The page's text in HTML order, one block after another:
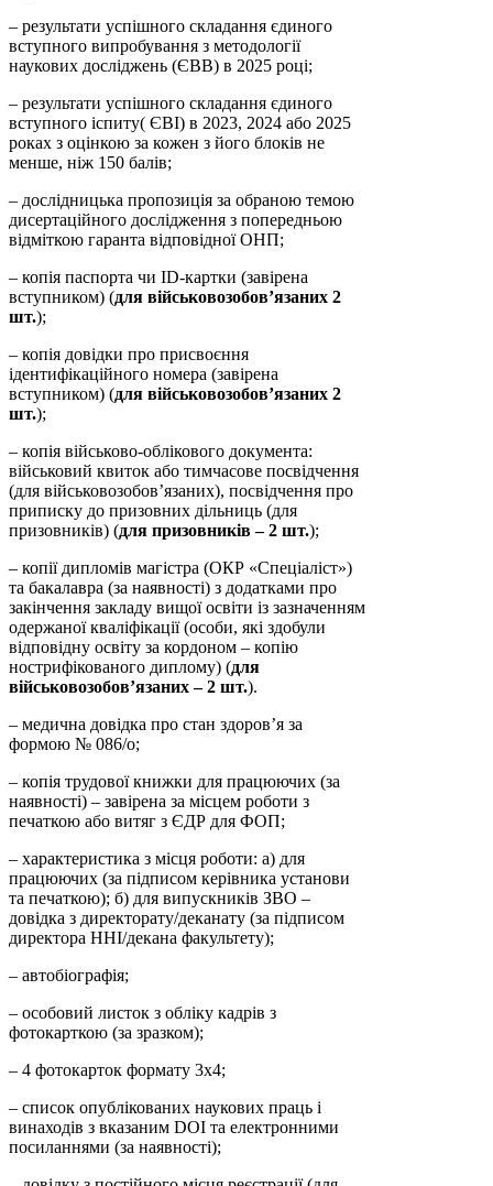
– результати успішного складання єдиного
вступного випробування з методології
наукових досліджень (ЄВВ) в 2025 році;
– результати успішного складання єдиного
вступного іспиту( ЄВІ) в 2023, 2024 або 2025
роках з оцінкою за кожен з його блоків не
менше, ніж 150 балів;
– дослідницька пропозиція за обраною темою
дисертаційного дослідження з попередньою
відміткою гаранта відповідної ОНП;
– копія паспорта чи ІD-картки (завірена
вступником) (для військовозобов’язаних 2
шт.);
– копія довідки про присвоєння
ідентифікаційного номера (завірена
вступником) (для військовозобов’язаних 2
шт.);
– копія військово-облікового документа:
військовий квиток або тимчасове посвідчення
(для військовозобов’язаних), посвідчення про
приписку до призовних дільниць (для
призовників) (для призовників – 2 шт.);
– копії дипломів магістра (ОКР «Спеціаліст»)
та бакалавра (за наявності) з додатками про
закінчення закладу вищої освіти із зазначенням
одержаної кваліфікації (особи, які здобули
відповідну освіту за кордоном – копію
нострифікованого диплому) (для
військовозобов’язаних – 2 шт.).
– медична довідка про стан здоров’я за
формою № 086/о;
– копія трудової книжки для працюючих (за
наявності) – завірена за місцем роботи з
печаткою або витяг з ЄДР для ФОП;
– характеристика з місця роботи: а) для
працюючих (за підписом керівника установи
та печаткою); б) для випускників ЗВО –
довідка з директорату/деканату (за підписом
директора ННІ/декана факультету);
– автобіографія;
– особовий листок з обліку кадрів з
фотокарткою (за зразком);
– 4 фотокарток формату 3х4;
– список опублікованих наукових праць і
винаходів з вказаним DOI та електронними
посиланнями (за наявності);